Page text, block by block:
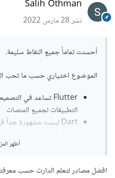
واطار فلاتر افضل من لغة جافا
Salih Othman
نشر28 مارس 2022
أحسنت تماماً جميع النقاط سليمة.
الموضوع اختياري حسب ما تحب
التطبيقات لجميع المنصات
يمكنك تعلم جافاسكربت و Dart فهما قريبتين من بعضهم.
أظهر
افضل مصادر لتعلم الدارت حسب